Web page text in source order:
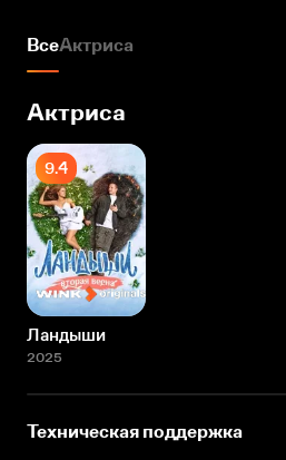
ВсеАктриса
Актриса
9.4
Ландыши
2025
Техническая поддержка